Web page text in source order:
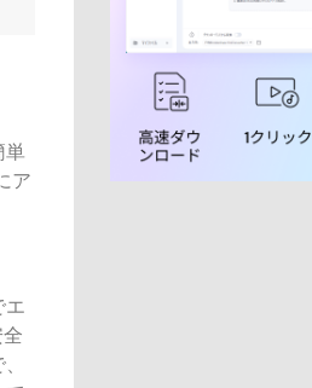
単
ア
エ